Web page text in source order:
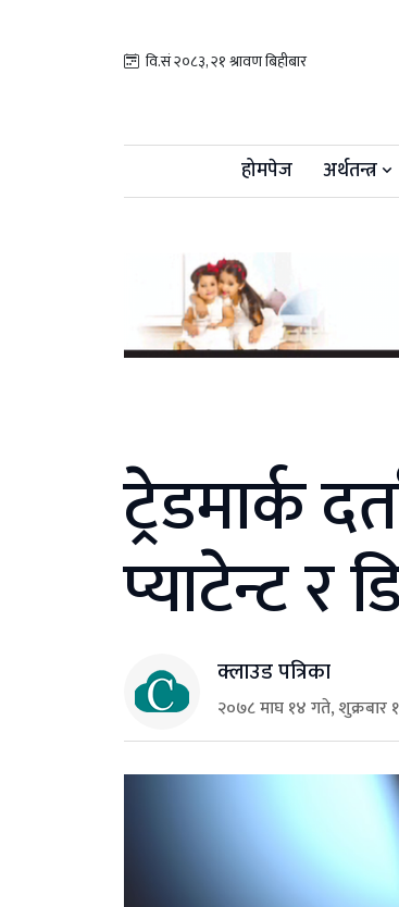
वि.सं २०८३, २१ श्रावण बिहीबार
होमपेज अर्थतन्त्र
ट्रेडमार्क
प्याटेन्ट र
क्लाउड पत्रिका
२०७८ माघ १४ गते, शुक्रबार